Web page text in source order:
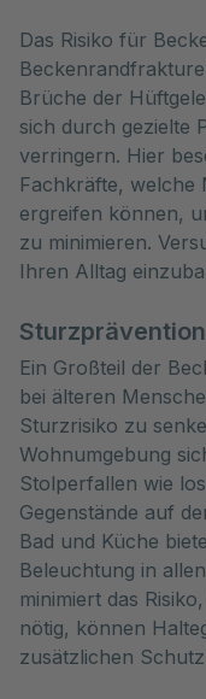
Das Risiko für
Brüche der
sich durch gezielte
verringern. Hier
Fachkräfte, welche
ergreifen können,
zu minimieren.
Ihren Alltag
Ein Großteil der
bei älteren
Sturzrisiko zu
Wohnumgebung
Stolperfallen wie
Gegenstände auf
Bad und Küche
Beleuchtung in
minimiert das
nötig, können
zusätzlichen